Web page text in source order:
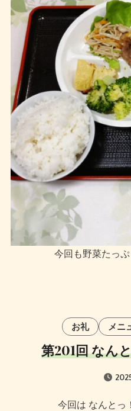
今回も野菜たっ
お礼 メニ
第201回 なん
今回は なんと